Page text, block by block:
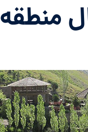
۲۲ تهران